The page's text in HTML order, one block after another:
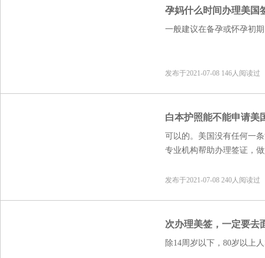
孕妈什么时间办理美国
一般建议在备孕或怀孕初
发布于2021-07-08 146人阅读过
白本护照能不能申请美
可以的。美国没有任何一
专业机构帮助办理签证，
发布于2021-07-08 240人阅读过
次办理美签，一定要去
除14周岁以下，80岁以上